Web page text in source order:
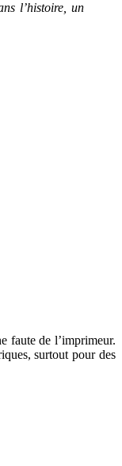
l’histoire, un
faute de l’imprimeur.
surtout pour des